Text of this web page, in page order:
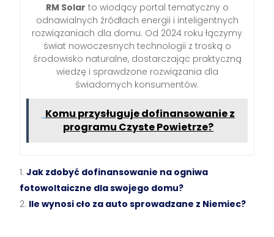
RM Solar to wiodący portal tematyczny o
odnawialnych źródłach energii i inteligentnych
rozwiązaniach dla domu. Od 2024 roku łączymy
świat nowoczesnych technologii z troską o
środowisko naturalne, dostarczając praktyczną
wiedzę i sprawdzone rozwiązania dla
świadomych konsumentów.
Komu przysługuje dofinansowanie z
programu Czyste Powietrze?
Jak zdobyć dofinansowanie na ogniwa
fotowoltaiczne dla swojego domu?
Ile wynosi cło za auto sprowadzane z Niemiec?